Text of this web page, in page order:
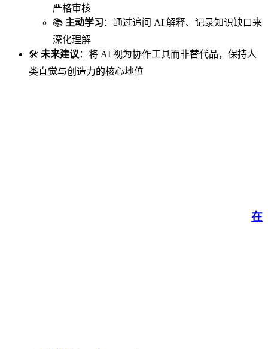
严格审核
📚 主动学习 ：通过追问 AI 解释、记录知识缺口来
深化理解
🛠️ 未来建议 ：将 AI 视为协作工具而非替代品，保持人
类直觉与创造力的核心地位
在